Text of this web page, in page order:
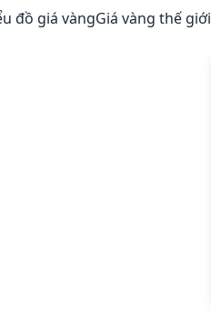
đồ giá vàngGiá vàng thế giới